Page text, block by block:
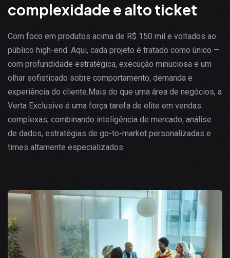
complexidade e alto ticket
Com foco em produtos acima de R$ 150 mil e voltados ao
público high-end. Aqui, cada projeto é tratado como único —
com profundidade estratégica, execução minuciosa e um
olhar sofisticado sobre comportamento, demanda e
experiência do cliente.Mais do que uma área de negócios, a
Verta Exclusive é uma força tarefa de elite em vendas
complexas, combinando inteligência de mercado, análise
de dados, estratégias de go-to-market personalizadas e
times altamente especializados.